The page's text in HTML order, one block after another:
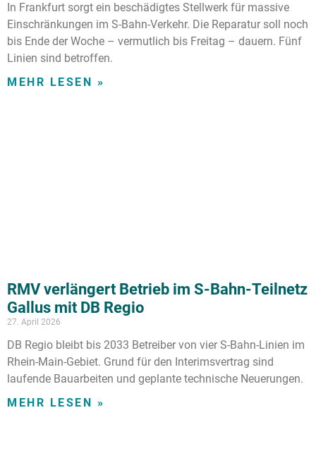
In Frankfurt sorgt ein beschädigtes Stellwerk für massive
Einschränkungen im S-Bahn-Verkehr. Die Reparatur soll noch
bis Ende der Woche – vermutlich bis Freitag – dauern. Fünf
Linien sind betroffen.
MEHR LESEN »
RMV verlängert Betrieb im S-Bahn-Teilnetz
Gallus mit DB Regio
27. April 2026
DB Regio bleibt bis 2033 Betreiber von vier S-Bahn-Linien im
Rhein-Main-Gebiet. Grund für den Interimsvertrag sind
laufende Bauarbeiten und geplante technische Neuerungen.
MEHR LESEN »